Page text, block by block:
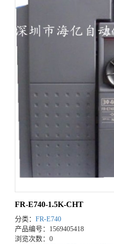
FR-E740-1.5K-CHT
分类： FR-E740
产品编号：1569405418
浏览次数：0